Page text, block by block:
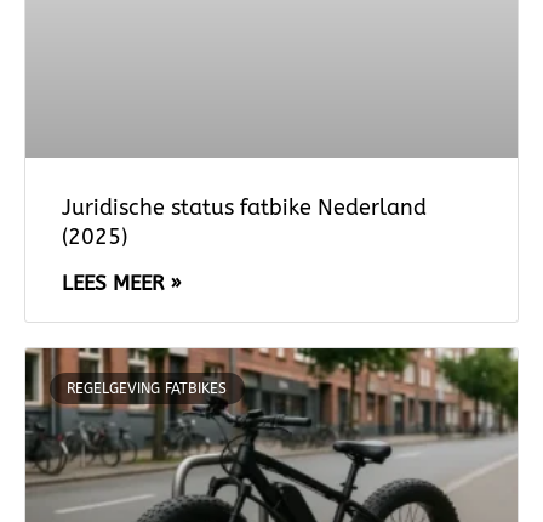
Juridische status fatbike Nederland
(2025)
LEES MEER »
REGELGEVING FATBIKES